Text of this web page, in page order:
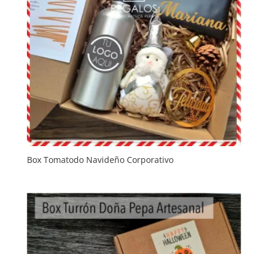
Box Tomatodo Navideño Corporativo